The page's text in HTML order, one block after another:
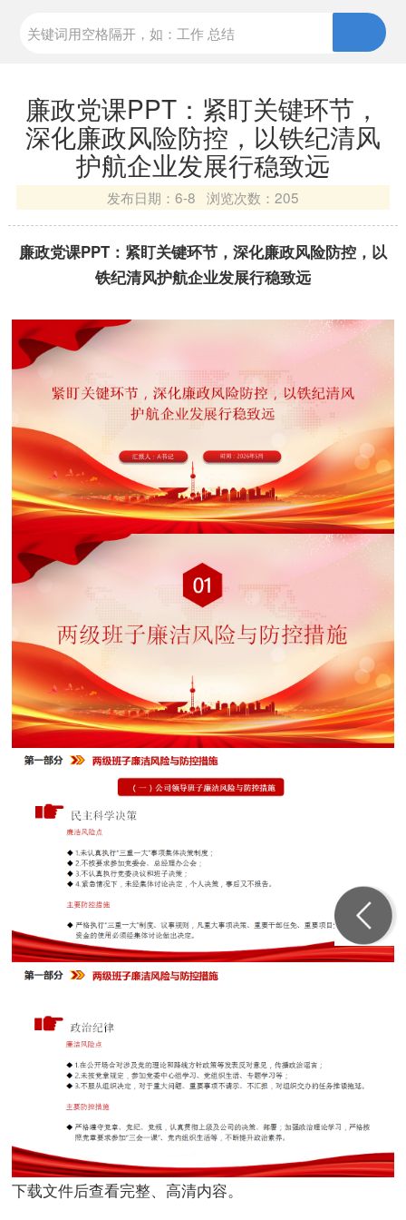
廉政党课PPT：紧盯关键环节，
深化廉政风险防控，以铁纪清风
护航企业发展行稳致远
发布日期： 6-8 浏览次数： 205
廉政党课PPT：紧盯关键环节，深化廉政风险防控，以
铁纪清风护航企业发展行稳致远
下载文件后查看完整、高清内容。